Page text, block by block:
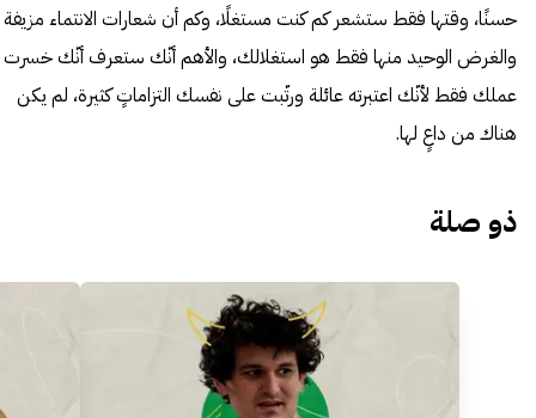
حسنًا، وقتها فقط ستشعر كم كنت مستغلًا، وكم أن شعارات الانتماء مزيفة
والغرض الوحيد منها فقط هو استغلالك، والأهم أنّك ستعرف أنّك خسرت
عملك فقط لأنّك اعتبرته عائلة ورتّبت على نفسك التزاماتٍ كثيرة، لم يكن
هناك من داعٍ لها.
ذو صلة